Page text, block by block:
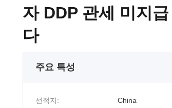
자 DDP 관세 미지
다
주요 특성
선적지: China